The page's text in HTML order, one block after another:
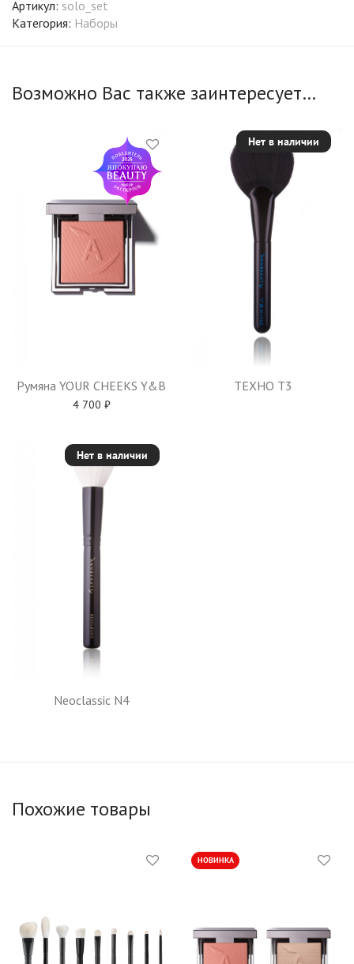
Артикул: solo_set
Категория: Наборы
Возможно Вас также заинтересует…
Румяна YOUR CHEEKS Y&B
4 700 ₽
Нет в наличии
TEXHO T3
Нет в наличии
Neoclassic N4
Похожие товары
НОВИНКА